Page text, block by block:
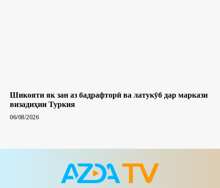
Шикояти як зан аз бадрафторӣ ва латукӯб дар маркази
визадиҳии Туркия
06/08/2026